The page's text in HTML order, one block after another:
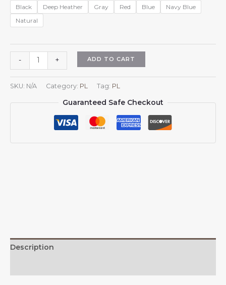
Black Deep Heather Gray Red Blue
Navy Blue
Natural
-
Kuwejtu
Czapka
baseballowa
z
quantity
+ ADD TO CART
SKU: N/A Category: PL Tag: PL
Guaranteed Safe Checkout
Description